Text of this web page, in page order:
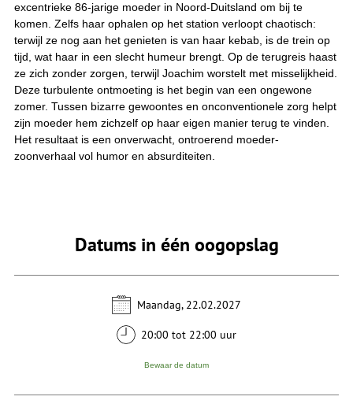
excentrieke 86-jarige moeder in Noord-Duitsland om bij te
komen. Zelfs haar ophalen op het station verloopt chaotisch:
terwijl ze nog aan het genieten is van haar kebab, is de trein op
tijd, wat haar in een slecht humeur brengt. Op de terugreis haast
ze zich zonder zorgen, terwijl Joachim worstelt met misselijkheid.
Deze turbulente ontmoeting is het begin van een ongewone
zomer. Tussen bizarre gewoontes en onconventionele zorg helpt
zijn moeder hem zichzelf op haar eigen manier terug te vinden.
Het resultaat is een onverwacht, ontroerend moeder-
zoonverhaal vol humor en absurditeiten.
Datums in één oogopslag
Maandag, 22.02.2027
20:00 tot 22:00 uur
Bewaar de datum